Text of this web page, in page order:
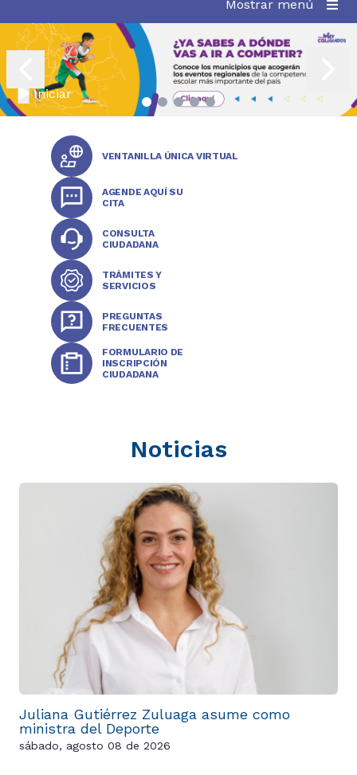
Mostrar menú
Iniciar
VENTANILLA ÚNICA VIRTUAL
AGENDE AQUÍ SU
CITA
CONSULTA
CIUDADANA
TRÁMITES Y
SERVICIOS
PREGUNTAS
FRECUENTES
FORMULARIO DE
INSCRIPCIÓN
CIUDADANA
Noticias
Juliana Gutiérrez Zuluaga asume como
ministra del Deporte
sábado, agosto 08 de 2026